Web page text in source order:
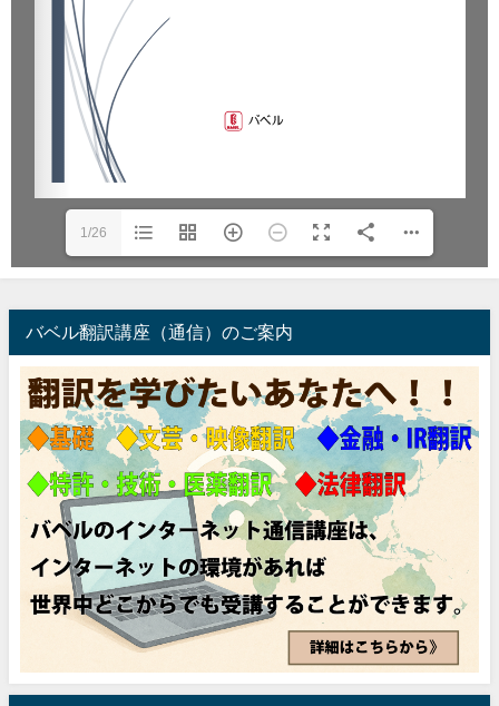
1/26
バベル翻訳講座（通信）のご案内